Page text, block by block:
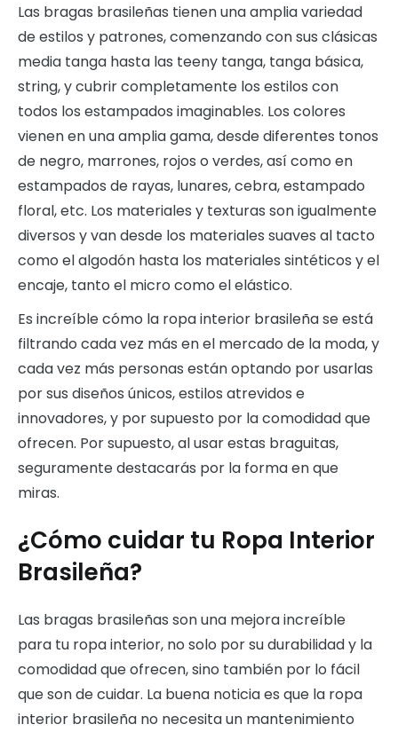
Las bragas brasileñas tienen una amplia variedad
de estilos y patrones, comenzando con sus clásicas
media tanga hasta las teeny tanga, tanga básica,
string, y cubrir completamente los estilos con
todos los estampados imaginables. Los colores
vienen en una amplia gama, desde diferentes tonos
de negro, marrones, rojos o verdes, así como en
estampados de rayas, lunares, cebra, estampado
floral, etc. Los materiales y texturas son igualmente
diversos y van desde los materiales suaves al tacto
como el algodón hasta los materiales sintéticos y el
encaje, tanto el micro como el elástico.
Es increíble cómo la ropa interior brasileña se está
filtrando cada vez más en el mercado de la moda, y
cada vez más personas están optando por usarlas
por sus diseños únicos, estilos atrevidos e
innovadores, y por supuesto por la comodidad que
ofrecen. Por supuesto, al usar estas braguitas,
seguramente destacarás por la forma en que
miras.
¿Cómo cuidar tu Ropa Interior
Brasileña?
Las bragas brasileñas son una mejora increíble
para tu ropa interior, no solo por su durabilidad y la
comodidad que ofrecen, sino también por lo fácil
que son de cuidar. La buena noticia es que la ropa
interior brasileña no necesita un mantenimiento